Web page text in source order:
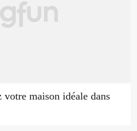
maison idéale dans